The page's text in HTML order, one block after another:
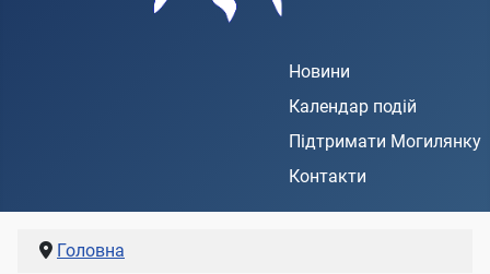
Новини
Календар подій
Підтримати Могилянку
Контакти
Головна